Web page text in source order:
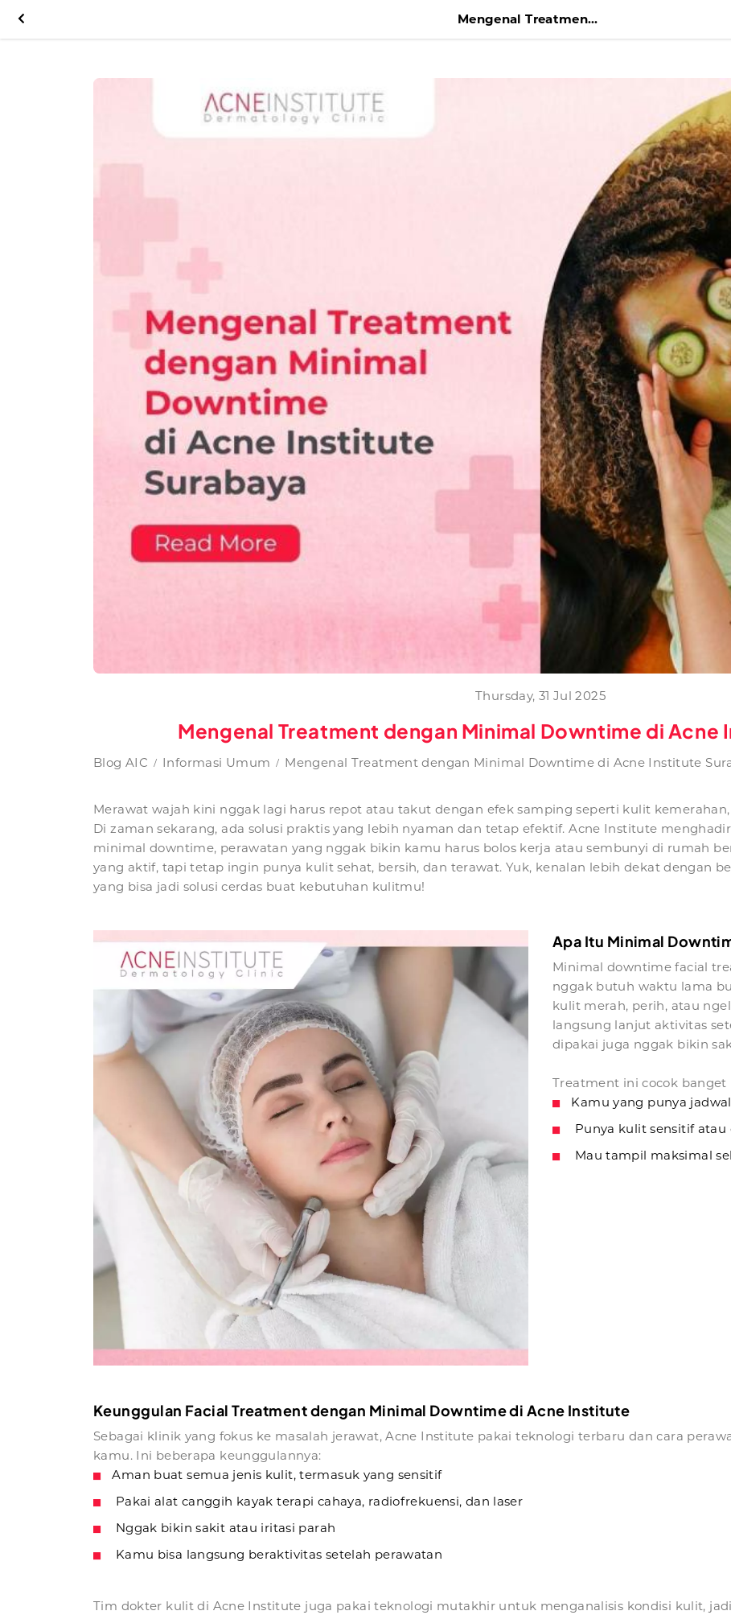
Mengenal Treatment dengan Minimal Downtime di Acne Institute Surabaya
Thursday, 31 Jul 2025
Mengenal Treatment dengan Minimal Downtime di Acne
Blog AIC Informasi Umum Mengenal Treatment dengan Minimal Downtime di Acne Institute
Merawat wajah kini nggak lagi harus repot atau takut dengan efek samping seperti kulit
Di zaman sekarang, ada solusi praktis yang lebih nyaman dan tetap efektif. Acne Institute
minimal downtime, perawatan yang nggak bikin kamu harus bolos kerja atau sembunyi di rumah
yang aktif, tapi tetap ingin punya kulit sehat, bersih, dan terawat. Yuk, kenalan lebih dekat dengan
yang bisa jadi solusi cerdas buat kebutuhan kulitmu!
Apa Itu Minimal
Minimal downtime facial
nggak butuh waktu lama
kulit merah, perih, atau
langsung lanjut aktivitas
dipakai juga nggak bikin
Treatment ini cocok banget
Kamu yang punya
Punya kulit sensitif
Mau tampil maksimal
Keunggulan Facial Treatment dengan Minimal Downtime di Acne Institute
Sebagai klinik yang fokus ke masalah jerawat, Acne Institute pakai teknologi terbaru dan cara
kamu. Ini beberapa keunggulannya:
Aman buat semua jenis kulit, termasuk yang sensitif
Pakai alat canggih kayak terapi cahaya, radiofrekuensi, dan laser
Nggak bikin sakit atau iritasi parah
Kamu bisa langsung beraktivitas setelah perawatan
Tim dokter kulit di Acne Institute juga pakai teknologi mutakhir untuk menganalisis kondisi kulit,